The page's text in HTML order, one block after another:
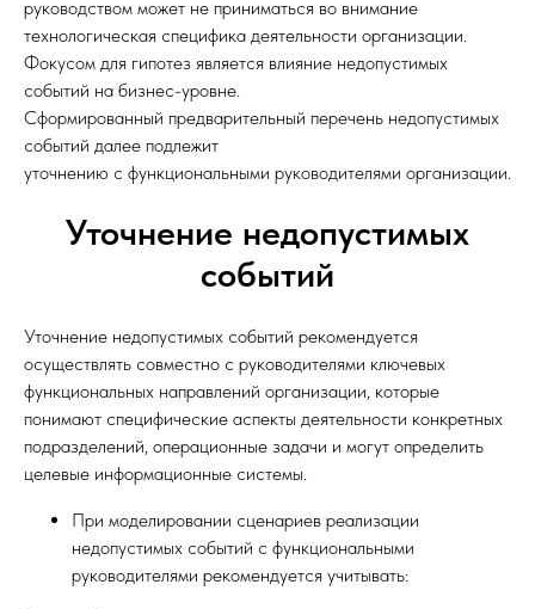
руководством может не приниматься во внимание
технологическая специфика деятельности организации.
Фокусом для гипотез является влияние недопустимых
событий на бизнес-уровне.
Сформированный предварительный перечень недопустимых
событий далее подлежит
уточнению с функциональными руководителями организации.
Уточнение недопустимых
событий
Уточнение недопустимых событий рекомендуется
осуществлять совместно с руководителями ключевых
функциональных направлений организации, которые
понимают специфические аспекты деятельности конкретных
подразделений, операционные задачи и могут определить
целевые информационные системы.
При моделировании сценариев реализации
недопустимых событий с функциональными
руководителями рекомендуется учитывать: